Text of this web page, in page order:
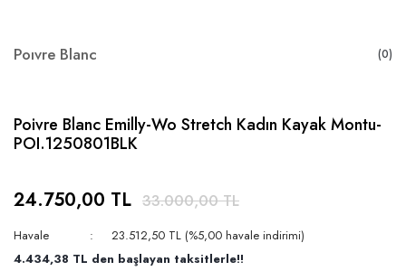
Poıvre Blanc (0)
Poivre Blanc Emilly-Wo Stretch Kadın Kayak Montu-
POI.1250801BLK
24.750,00 TL 33.000,00 TL
Havale
23.512,50 TL (%5,00 havale indirimi)
4.434,38 TL den başlayan taksitlerle!!